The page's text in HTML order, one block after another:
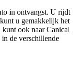
in ontvangst. U rijdt
u gemakkelijk het
ook naar Canical
in de verschillende